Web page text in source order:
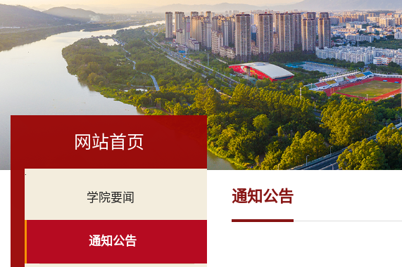
网站首页
.
学院要闻
通知公告
通知公告